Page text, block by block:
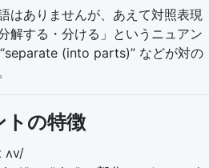
はありませんが、あえて対照表現
解する・分ける」というニュアン
(into parts)” などが対の
トの特徴
ʌv/